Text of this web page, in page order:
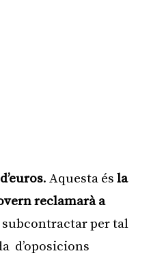
. Aquesta és la
reclamarà a
subcontractar per tal
d’oposicions